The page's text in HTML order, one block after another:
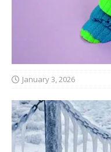
January 3, 2026